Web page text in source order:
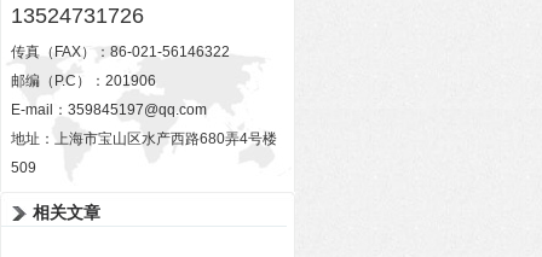
13524731726
传真（FAX）：86-021-56146322
邮编（P.C）：201906
E-mail： 359845197@qq.com
地址：上海市宝山区水产西路680弄4号楼
509
相关文章